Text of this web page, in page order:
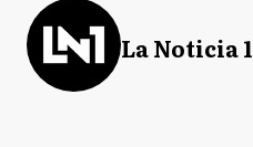
La Noticia 1